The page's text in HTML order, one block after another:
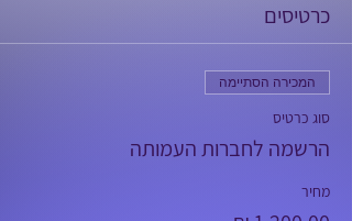
כרטיסים
המכירה הסתיימה
סוג כרטיס
הרשמה לחברות העמותה
מחיר